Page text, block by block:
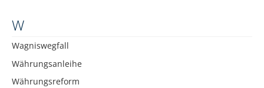
W
Wagniswegfall
Währungsanleihe
Währungsreform